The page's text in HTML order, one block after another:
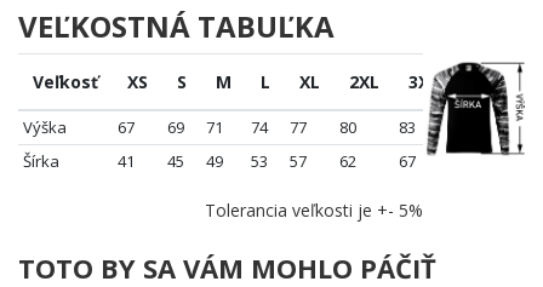
VEĽKOSTNÁ TABUĽKA
Veľkosť XS S M L XL 2XL 3XL
Výška 67 69 71 74 77 80
83
Šírka
41 45 49 53 57 62 67
Tolerancia veľkosti je +- 5%
TOTO BY SA VÁM MOHLO PÁČIŤ